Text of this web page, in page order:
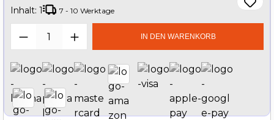
Inhalt: 1 7 - 10 Werktage
Produkt Anzahl: Gib denIN DEN WARENKORB